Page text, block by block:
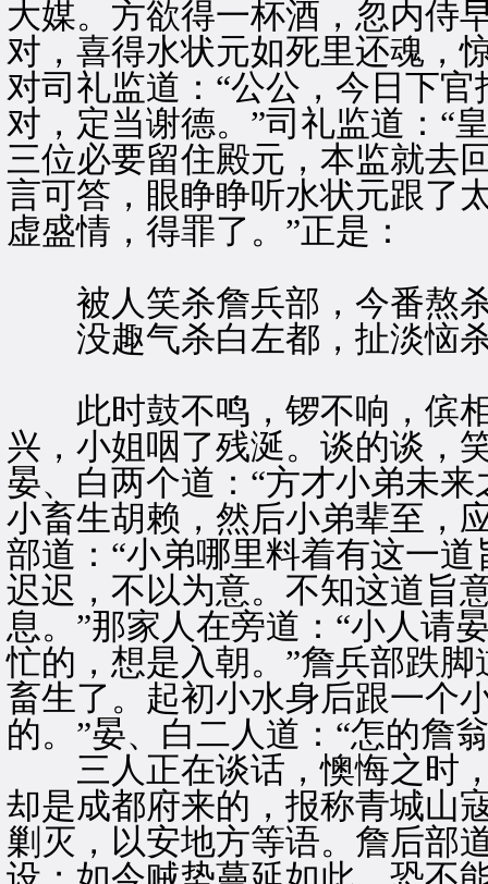
大媒。方欲得一杯酒，忽内侍
对，喜得水状元如死里还魂，
对司礼监道：“公公，今日下
对，定当谢德。”司礼监道：“
三位必要留住殿元，本监就去
言可答，眼睁睁听水状元跟了
虚盛情，得罪了。”正是：
被人笑杀詹兵部，今番熬
没趣气杀白左都，扯淡恼
此时鼓不鸣，锣不响，傧相
兴，小姐咽了残涎。谈的谈，
晏、白两个道：“方才小弟未
小畜生胡赖，然后小弟辈至，
部道：“小弟哪里料着有这一
迟迟，不以为意。不知这道旨
息。”那家人在旁道：“小人请
忙的，想是入朝。”詹兵部跌
畜生了。起初小水身后跟一个
的。”晏、白二人道：“怎的詹
三人正在谈话，懊悔之时，
却是成都府来的，报称青城山
剿灭，以安地方等语。詹后部